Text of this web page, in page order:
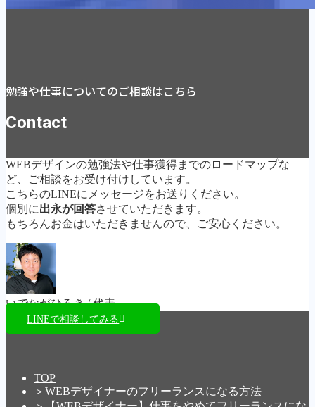
勉強や仕事についてのご相談はこちら
Contact
WEBデザインの勉強法や仕事獲得までのロードマップな
ど、ご相談をお受け付けしています。
こちらのLINEにメッセージをお送りください。
個別に出永が回答させていただきます。
もちろんお金はいただきませんので、ご安心ください。
いでながひろき / 代表
LINEで相談してみる
TOP
＞ WEBデザイナーのフリーランスになる方法